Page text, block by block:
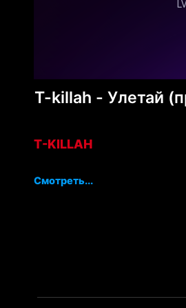
T-killah - Улетай
T-KILLAH
Смотреть...